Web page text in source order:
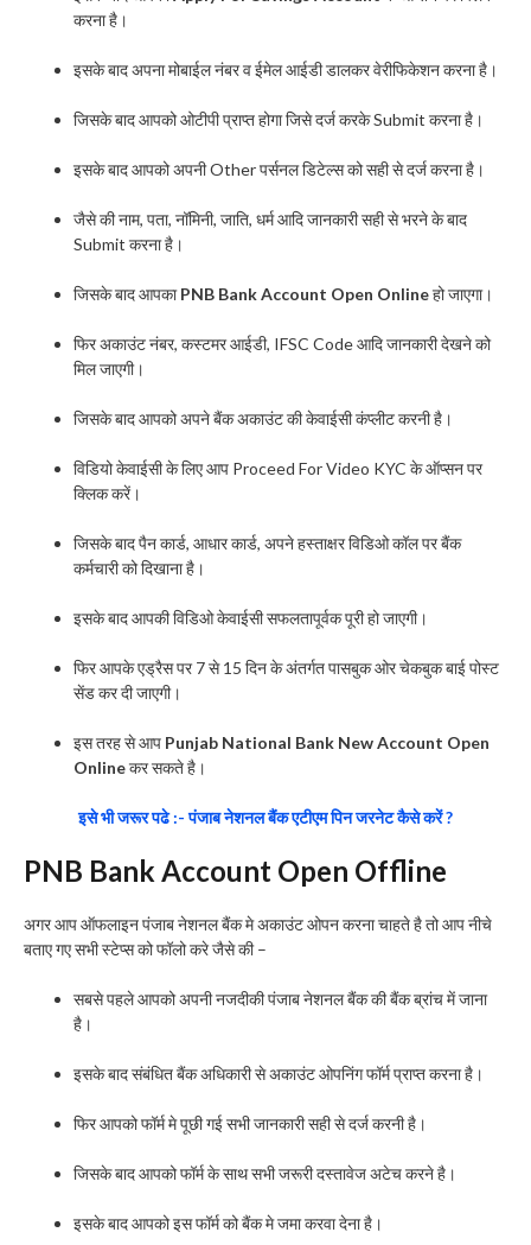
करना है।
इसके बाद अपना मोबाईल नंबर व ईमेल आईडी डालकर वेरीफिकेशन करना है।
जिसके बाद आपको ओटीपी प्राप्त होगा जिसे दर्ज करके Submit करना है।
इसके बाद आपको अपनी Other पर्सनल डिटेल्स को सही से दर्ज करना है।
जैसे की नाम, पता, नॉमिनी, जाति, धर्म आदि जानकारी सही से भरने के बाद
Submit करना है।
जिसके बाद आपकाPNB Bank Account Open Onlineहो जाएगा।
फिर अकाउंट नंबर, कस्टमर आईडी, IFSC Code आदि जानकारी देखने को
मिल जाएगी।
जिसके बाद आपको अपने बैंक अकाउंट की केवाईसी कंप्लीट करनी है।
विडियो केवाईसी के लिए आप Proceed For Video KYC के ऑप्सन पर
क्लिक करें।
जिसके बाद पैन कार्ड, आधार कार्ड, अपने हस्ताक्षर विडिओ कॉल पर बैंक
कर्मचारी को दिखाना है।
इसके बाद आपकी विडिओ केवाईसी सफलतापूर्वक पूरी हो जाएगी।
फिर आपके एड्रैस पर 7 से 15 दिन के अंतर्गत पासबुक ओर चेकबुक बाई पोस्ट
सेंड कर दी जाएगी।
इस तरह से आप Punjab National Bank New Account Open
Onlineकर सकते है।
इसे भी जरूर पढे :- पंजाब नेशनल बैंक एटीएम पिन जरनेट कैसे करें ?
PNB Bank Account Open Offline
अगर आप ऑफलाइन पंजाब नेशनल बैंक मे अकाउंट ओपन करना चाहते है तो आप नीचे
बताए गए सभी स्टेप्स को फॉलो करे जैसे की –
सबसे पहले आपको अपनी नजदीकी पंजाब नेशनल बैंक की बैंक ब्रांच में जाना
है।
इसके बाद संबंधित बैंक अधिकारी से अकाउंट ओपनिंग फॉर्म प्राप्त करना है।
फिर आपको फॉर्म मे पूछी गई सभी जानकारी सही से दर्ज करनी है।
जिसके बाद आपको फॉर्म के साथ सभी जरूरी दस्तावेज अटेच करने है।
इसके बाद आपको इस फॉर्म को बैंक मे जमा करवा देना है।